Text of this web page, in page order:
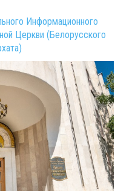
Информационного
Церкви (Белорусского